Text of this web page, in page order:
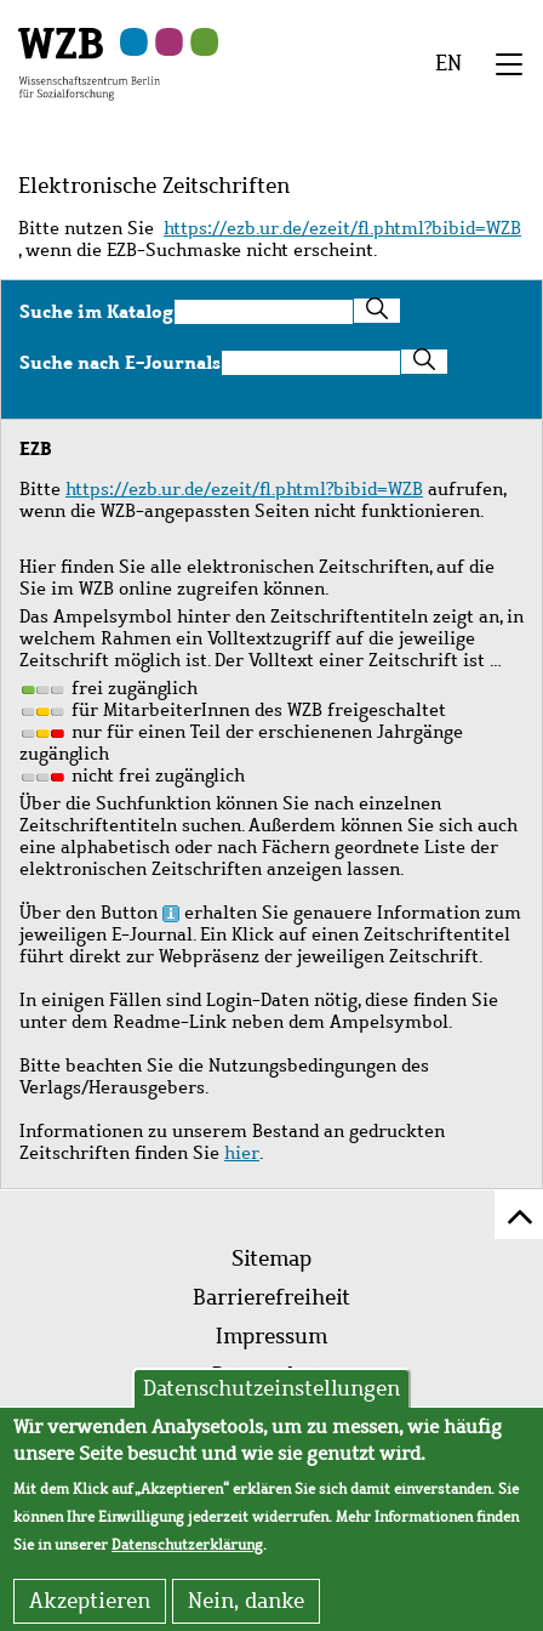
Hauptinhalt
springen
Navigation
springen
Suche
springen
Sekundärnavigation
springen
Fußzeile
springen
EN
Elektronische Zeitschriften
Bitte nutzen Sie https://ezb.ur.de/ezeit/fl.phtml?bibid=WZB
, wenn die EZB-Suchmaske nicht erscheint.
Suche im KatalogSuche
im
Katalog
Suche nach E-JournalsSuche
nach
Journals
EZB
Bitte https://ezb.ur.de/ezeit/fl.phtml?bibid=WZB aufrufen,
wenn die WZB-angepassten Seiten nicht funktionieren.
Hier finden Sie alle elektronischen Zeitschriften, auf die
Sie im WZB online zugreifen können.
Das Ampelsymbol hinter den Zeitschriftentiteln zeigt an, in
welchem Rahmen ein Volltextzugriff auf die jeweilige
Zeitschrift möglich ist. Der Volltext einer Zeitschrift ist …
frei zugänglich
für MitarbeiterInnen des WZB freigeschaltet
nur für einen Teil der erschienenen Jahrgänge
zugänglich
nicht frei zugänglich
Über die Suchfunktion können Sie nach einzelnen
Zeitschriftentiteln suchen. Außerdem können Sie sich auch
eine alphabetisch oder nach Fächern geordnete Liste der
elektronischen Zeitschriften anzeigen lassen.
Über den Button
erhalten Sie genauere Information zum
jeweiligen E-Journal. Ein Klick auf einen Zeitschriftentitel
führt direkt zur Webpräsenz der jeweiligen Zeitschrift.
In einigen Fällen sind Login-Daten nötig, diese finden Sie
unter dem Readme-Link neben dem Ampelsymbol.
Bitte beachten Sie die Nutzungsbedingungen des
Verlags/Herausgebers.
Informationen zu unserem Bestand an gedruckten
Zeitschriften finden Sie hier.
Fußleistenmenü
Sitemap
Barrierefreiheit
Impressum
Datenschutz
AVB
Datenschutzeinstellungen
Wir verwenden Analysetools, um zu messen, wie häufig
unsere Seite besucht und wie sie genutzt wird.
Mit dem Klick auf „Akzeptieren“ erklären Sie sich damit einverstanden. Sie
können Ihre Einwilligung jederzeit widerrufen. Mehr Informationen finden
Sie in unsererDatenschutzerklärung.
Akzeptieren Nein, danke